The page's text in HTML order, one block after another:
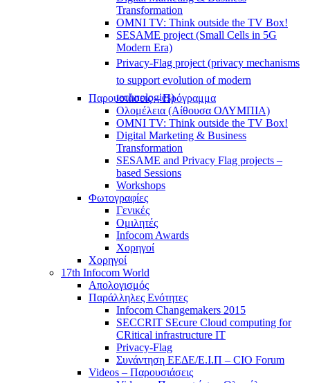
Transformation
OMNI TV: Think outside the TV Box!
SESAME project (Small Cells in 5G
Modern Era)
Privacy-Flag project (privacy mechanisms
to support evolution of modern
technologies)
Παρουσιάσεις – Πρόγραμμα
Ολομέλεια (Αίθουσα ΟΛΥΜΠΙΑ)
OMNI TV: Think outside the TV Box!
Digital Marketing & Business
Transformation
SESAME and Privacy Flag projects –
based Sessions
Workshops
Φωτογραφίες
Γενικές
Ομιλητές
Infocom Awards
Χορηγοί
Χορηγοί
17th Infocom World
Απολογισμός
Παράλληλες Ενότητες
Infocom Changemakers 2015
SECCRIT SEcure Cloud computing for
CRitical infrastructure IT
Privacy-Flag
Συνάντηση ΕΕΔΕ/Ε.Ι.Π – CIO Forum
Videos – Παρουσιάσεις